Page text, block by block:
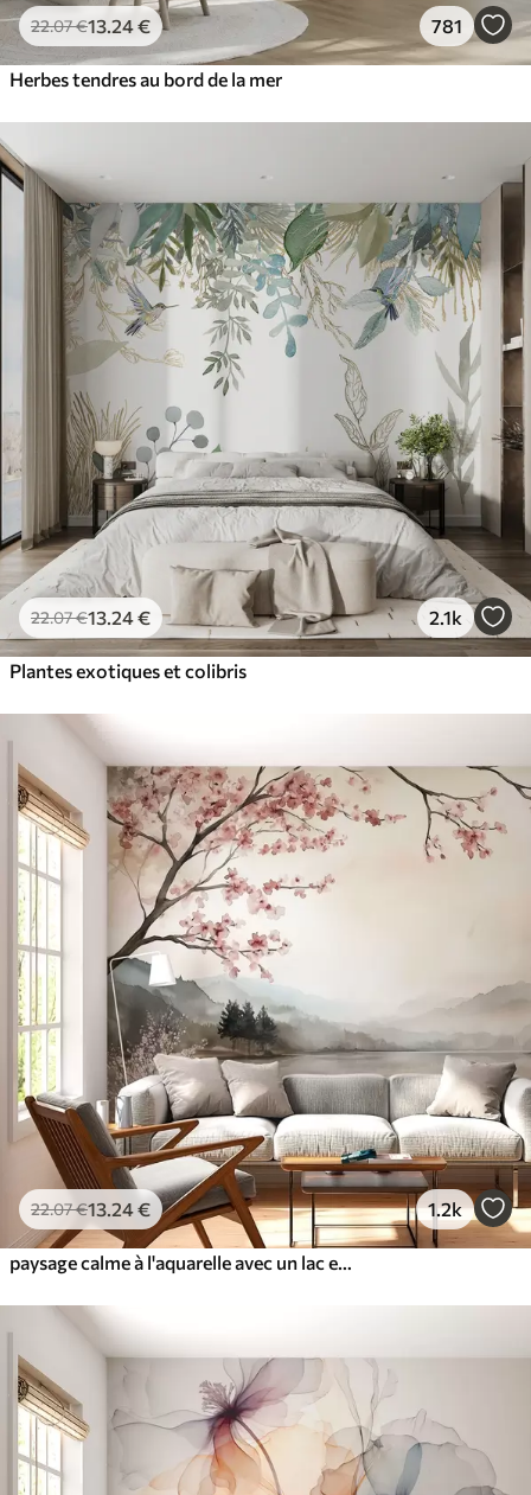
22.07€13 .24€ 781
Herbes tendres au bord de la mer
22.07€13 .24€ 2.1k
Plantes exotiques et colibris
22.07€13 .24€ 1.2k